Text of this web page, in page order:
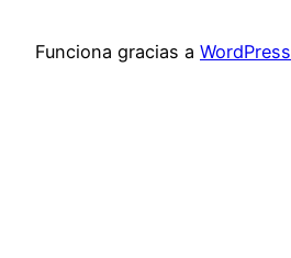
Funciona gracias a WordPress